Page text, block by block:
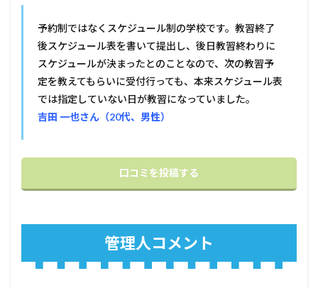
予約制ではなくスケジュール制の学校です。教習終了
後スケジュール表を書いて提出し、後日教習終わりに
スケジュールが決まったとのことなので、次の教習予
定を教えてもらいに受付行っても、本来スケジュール表
では指定していない日が教習になっていました。
吉田 一也さん（20代、男性）
口コミを投稿する
管理人コメント